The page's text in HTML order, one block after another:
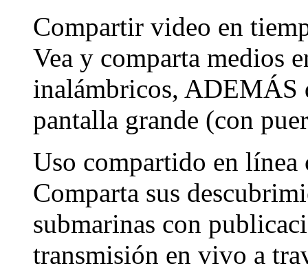
Compartir video en
Vea y comparta medios
inalámbricos, ADEMÁS
pantalla grande (con
Uso compartido en
Comparta sus
submarinas con
transmisión en vivo a